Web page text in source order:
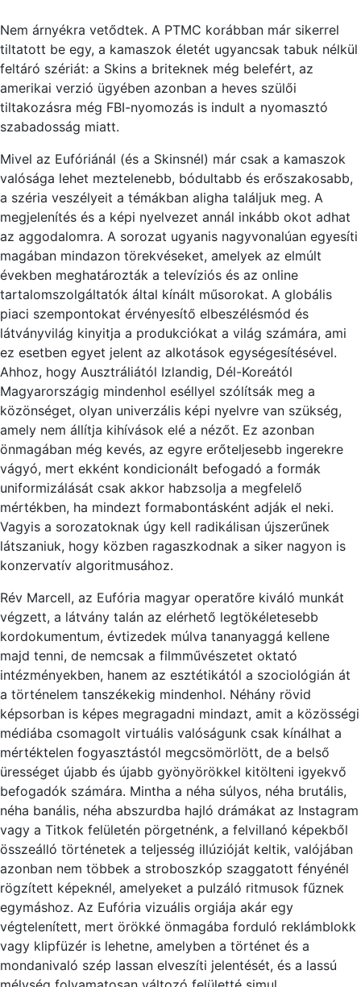
Nem árnyékra vetődtek. A PTMC korábban már sikerrel
tiltatott be egy, a kamaszok életét ugyancsak tabuk nélkül
feltáró szériát: a Skins a briteknek még belefért, az
amerikai verzió ügyében azonban a heves szülői
tiltakozásra még FBI-nyomozás is indult a nyomasztó
szabadosság miatt.
Mivel az Eufóriánál (és a Skinsnél) már csak a kamaszok
valósága lehet meztelenebb, bódultabb és erőszakosabb,
a széria veszélyeit a témákban aligha találjuk meg. A
megjelenítés és a képi nyelvezet annál inkább okot adhat
az aggodalomra. A sorozat ugyanis nagyvonalúan egyesíti
magában mindazon törekvéseket, amelyek az elmúlt
években meghatározták a televíziós és az online
tartalomszolgáltatók által kínált műsorokat. A globális
piaci szempontokat érvényesítő elbeszélésmód és
látványvilág kinyitja a produkciókat a világ számára, ami
ez esetben egyet jelent az alkotások egységesítésével.
Ahhoz, hogy Ausztráliától Izlandig, Dél-Koreától
Magyarországig mindenhol eséllyel szólítsák meg a
közönséget, olyan univerzális képi nyelvre van szükség,
amely nem állítja kihívások elé a nézőt. Ez azonban
önmagában még kevés, az egyre erőteljesebb ingerekre
vágyó, mert ekként kondicionált befogadó a formák
uniformizálását csak akkor habzsolja a megfelelő
mértékben, ha mindezt formabontásként adják el neki.
Vagyis a sorozatoknak úgy kell radikálisan újszerűnek
látszaniuk, hogy közben ragaszkodnak a siker nagyon is
konzervatív algoritmusához.
Rév Marcell, az Eufória magyar operatőre kiváló munkát
végzett, a látvány talán az elérhető legtökéletesebb
kordokumentum, évtizedek múlva tananyaggá kellene
majd tenni, de nemcsak a filmművészetet oktató
intézményekben, hanem az esztétikától a szociológián át
a történelem tanszékekig mindenhol. Néhány rövid
képsorban is képes megragadni mindazt, amit a közösségi
médiába csomagolt virtuális valóságunk csak kínálhat a
mértéktelen fogyasztástól megcsömörlött, de a belső
ürességet újabb és újabb gyönyörökkel kitölteni igyekvő
befogadók számára. Mintha a néha súlyos, néha brutális,
néha banális, néha abszurdba hajló drámákat az Instagram
vagy a Titkok felületén pörgetnénk, a felvillanó képekből
összeálló történetek a teljesség illúzióját keltik, valójában
azonban nem többek a stroboszkóp szaggatott fényénél
rögzített képeknél, amelyeket a pulzáló ritmusok fűznek
egymáshoz. Az Eufória vizuális orgiája akár egy
végtelenített, mert örökké önmagába forduló reklámblokk
vagy klipfüzér is lehetne, amelyben a történet és a
mondanivaló szép lassan elveszíti jelentését, és a lassú